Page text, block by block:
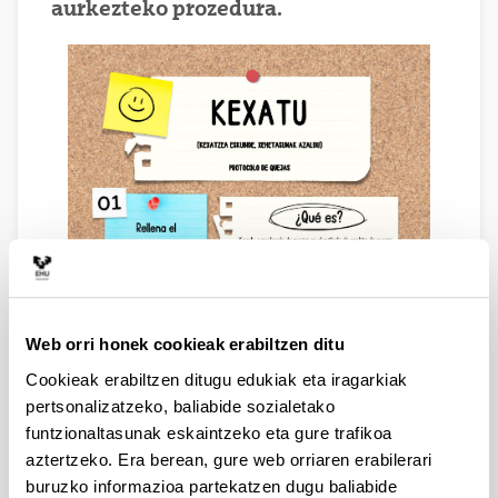
Web orri honek cookieak erabiltzen ditu
Cookieak erabiltzen ditugu edukiak eta iragarkiak
pertsonalizatzeko, baliabide sozialetako
funtzionaltasunak eskaintzeko eta gure trafikoa
aztertzeko. Era berean, gure web orriaren erabilerari
buruzko informazioa partekatzen dugu baliabide
aurkezteko prozedura.